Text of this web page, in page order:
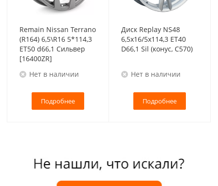
Remain Nissan Terrano
(R164) 6,5\R16 5*114,3
ET50 d66,1 Сильвер
[16400ZR]
Нет в наличии
Подробнее
Диск Replay NS48
6,5x16/5x114,3 ET40
D66,1 Sil (конус, C570)
Нет в наличии
Подробнее